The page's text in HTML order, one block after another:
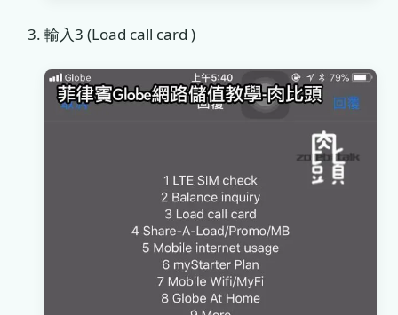
輸入3 (Load call card )